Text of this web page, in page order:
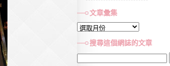
文章彙集
文
彙
集
搜尋這個網誌的文章